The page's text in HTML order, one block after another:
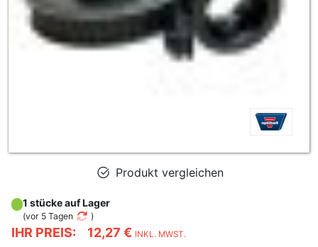
Produkt vergleichen
IHR PREIS: 12,27 € INKL. MWST.
1 stücke auf Lager
(vor 5 Tagen )